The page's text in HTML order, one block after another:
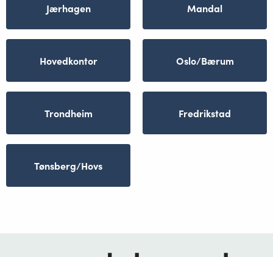
Jærhagen Mandal
Hovedkontor Oslo/Bærum
Trondheim Fredrikstad
Tønsberg/Hovs